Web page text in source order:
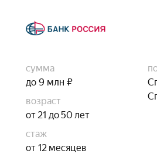
сумма
до 9 млн ₽
возраст
от 21 до 50 лет
стаж
от 12 месяцев